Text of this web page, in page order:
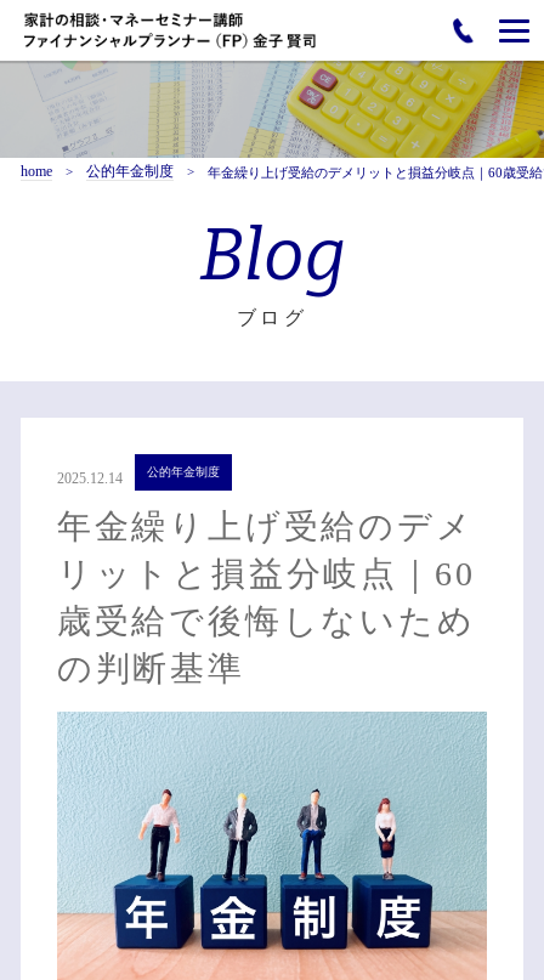
home 公的年金制度 年金繰り上げ受給のデメリットと損益分岐点｜60歳受
Blog
ブログ
2025.12.14 公的年金制度
年金繰り上げ受給のデメ
リットと損益分岐点｜60
歳受給で後悔しないため
の判断基準